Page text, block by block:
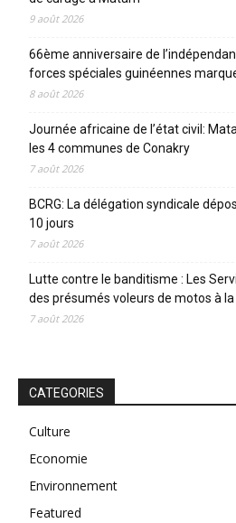
9 août 2026
66ème anniversaire de
forces spéciales guinéennes
8 août 2026
Journée africaine de l’état civil:
les 4 communes de Conakry
7 août 2026
BCRG: La délégation syndicale
10 jours
7 août 2026
Lutte contre le banditisme : Les
des présumés voleurs de motos à
7 août 2026
CATEGORIES
Culture
Economie
Environnement
Featured